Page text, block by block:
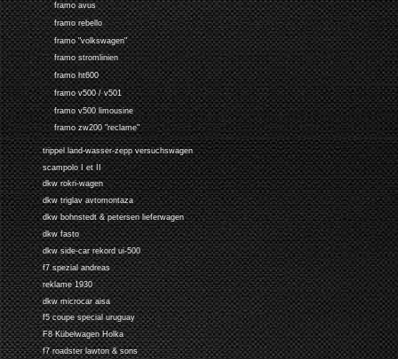
framo avus
framo rebello
framo "volkswagen"
framo stromlinien
framo ht600
framo v500 / v501
framo v500 limousine
framo zw200 "reclame"
trippel land-wasser-zepp versuchswagen
scampolo I et II
dkw rokri-wagen
dkw triglav avtomontaza
dkw bohnstedt & petersen lieferwagen
dkw fasto
dkw side-car rekord ui-500
f7 spezial andreas
reklame 1930
dkw microcar aisa
f5 coupe special uruguay
F8 Kübelwagen Holka
f7 roadster lawton & sons